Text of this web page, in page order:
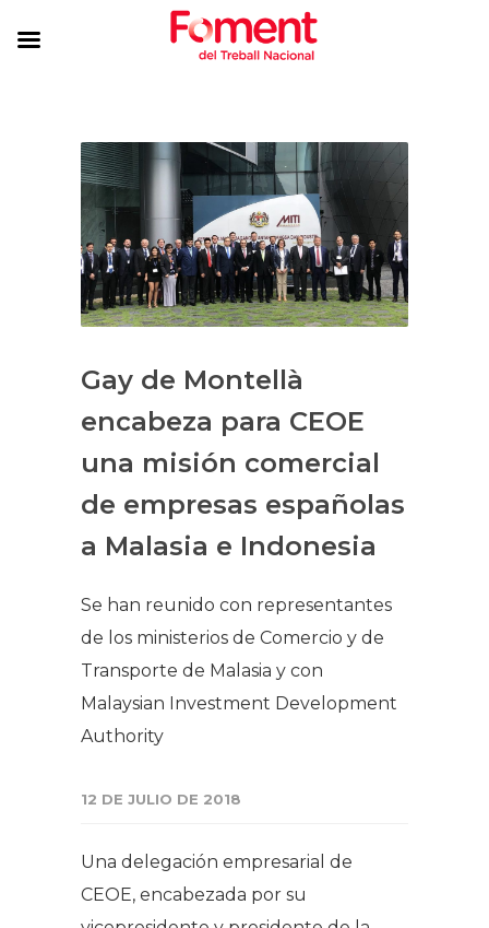
Gay de Montellà
encabeza para CEOE
una misión comercial
de empresas españolas
a Malasia e Indonesia
Se han reunido con representantes
de los ministerios de Comercio y de
Transporte de Malasia y con
Malaysian Investment Development
Authority
12 DE JULIO DE 2018
Una delegación empresarial de
CEOE, encabezada por su